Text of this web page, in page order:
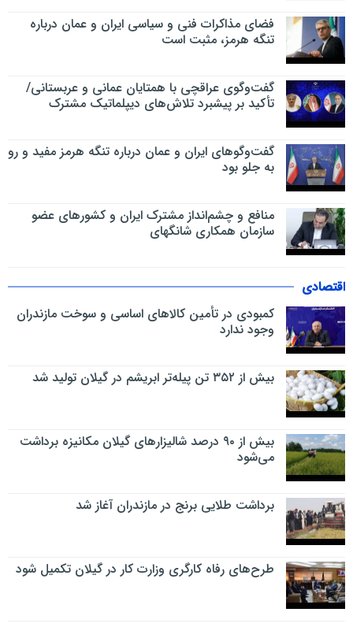
فضای مذاکرات فنی و سیاسی ایران و عمان درباره
تنگه هرمز، مثبت است
گفت‌وگوی عراقچی با همتایان عمانی و عربستانی/
تأکید بر پیشبرد تلاش‌های دیپلماتیک مشترک
گفت‌وگوهای ایران و عمان درباره تنگه هرمز مفید و رو
به جلو بود
منافع و چشم‌انداز مشترک ایران و کشورهای عضو
سازمان همکاری شانگهای
اقتصادی
کمبودی در تأمین کالاهای اساسی و سوخت مازندران
وجود ندارد
بیش از ۳۵۲ تن پیله‌تر ابریشم در گیلان تولید شد
بیش از ۹۰ درصد شالیزارهای گیلان مکانیزه برداشت
می‌شود
برداشت طلایی برنج در مازندران آغاز شد
طرح‌های رفاه کارگری وزارت کار در گیلان تکمیل شود